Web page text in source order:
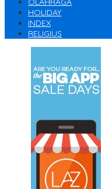
HOLIDAY
INDEX
RELIGIUS